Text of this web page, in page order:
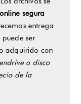
segura
entrega
puede ser
adquirido con
o disco
de la